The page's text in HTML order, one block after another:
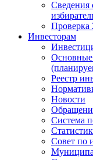
Сведения
Проверка
Инвесторам
Основные
Реестр
Новости
Система
Совет по